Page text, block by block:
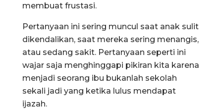
membuat frustasi.
Pertanyaan ini sering muncul saat anak sulit
dikendalikan, saat mereka sering menangis,
atau sedang sakit. Pertanyaan seperti ini
wajar saja menghinggapi pikiran kita karena
menjadi seorang ibu bukanlah sekolah
sekali jadi yang ketika lulus mendapat
ijazah.